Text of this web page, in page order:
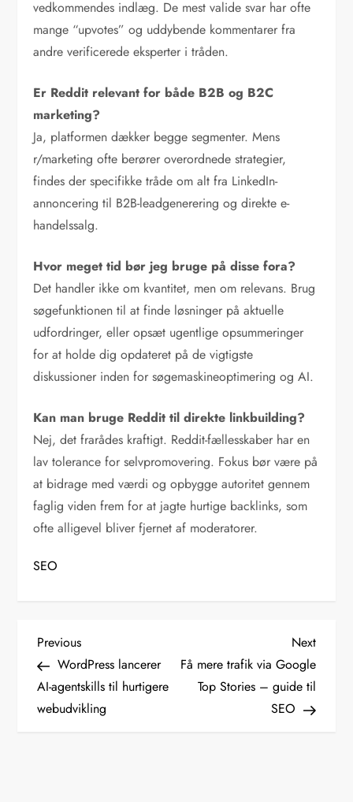
vedkommendes indlæg. De mest valide svar har ofte
mange “upvotes” og uddybende kommentarer fra
andre verificerede eksperter i tråden.
Er Reddit relevant for både B2B og B2C
marketing?
Ja, platformen dækker begge segmenter. Mens
r/marketing ofte berører overordnede strategier,
findes der specifikke tråde om alt fra LinkedIn-
annoncering til B2B-leadgenerering og direkte e-
handelssalg.
Hvor meget tid bør jeg bruge på disse fora?
Det handler ikke om kvantitet, men om relevans. Brug
søgefunktionen til at finde løsninger på aktuelle
udfordringer, eller opsæt ugentlige opsummeringer
for at holde dig opdateret på de vigtigste
diskussioner inden for søgemaskineoptimering og AI.
Kan man bruge Reddit til direkte linkbuilding?
Nej, det frarådes kraftigt. Reddit-fællesskaber har en
lav tolerance for selvpromovering. Fokus bør være på
at bidrage med værdi og opbygge autoritet gennem
faglig viden frem for at jagte hurtige backlinks, som
ofte alligevel bliver fjernet af moderatorer.
SEO
I
n
d
Previous
Post
Previous
WordPress lancerer
AI-agentskills til hurtigere
webudvikling
Next
Post
Next
Få mere trafik via Google
Top Stories – guide til
SEO